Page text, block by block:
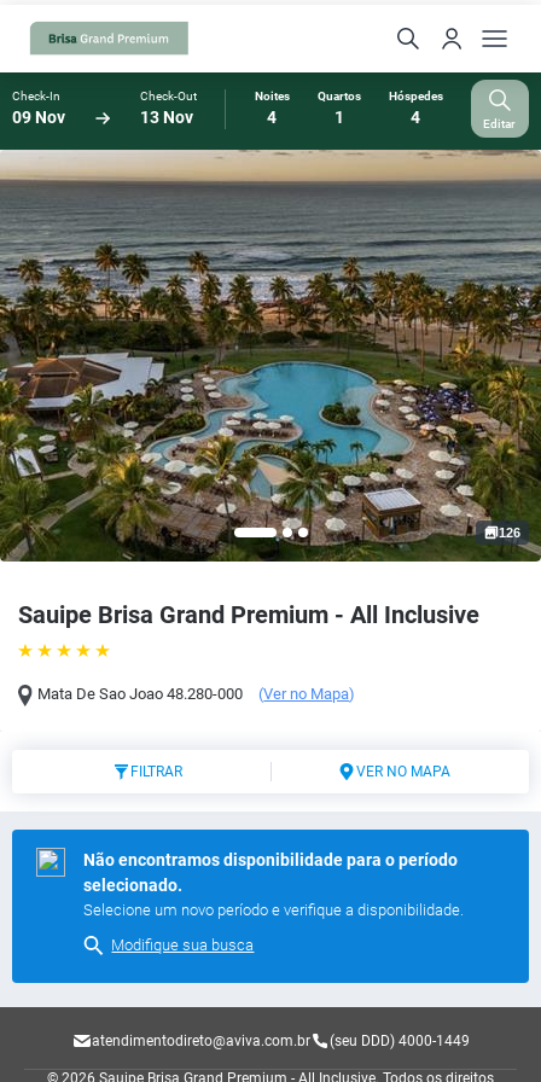
Check-In
09 Nov
Check-Out
13 Nov
Noites
4
Quartos
1
Hóspedes
4 Editar
Sauipe Brisa Grand Premium - All Inclusive
Mata De Sao Joao 48.280-000 (Ver no Mapa)
126
FILTRAR VER NO MAPA
Não encontramos disponibilidade para o período
selecionado.
Selecione um novo período e verifique a disponibilidade.
Modifique sua busca
atendimentodireto@aviva.com.br (seu DDD) 4000-1449
© 2026 Sauipe Brisa Grand Premium - All Inclusive. Todos os direitos